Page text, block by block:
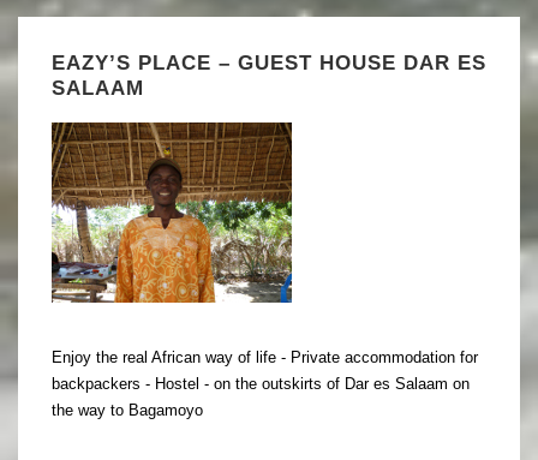
EAZY’S PLACE – GUEST HOUSE DAR ES
SALAAM
Enjoy the real African way of life - Private accommodation for
backpackers - Hostel - on the outskirts of Dar es Salaam on
the way to Bagamoyo